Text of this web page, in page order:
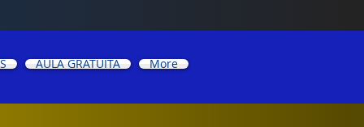
AULA GRATUITA More